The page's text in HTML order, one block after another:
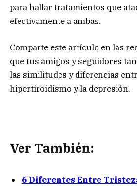
para hallar tratamientos que
efectivamente a ambas.
Comparte este artículo en las
que tus amigos y seguidores
las similitudes y diferencias
hipertiroidismo y la depresión.
Ver También:
6 Diferentes Entre